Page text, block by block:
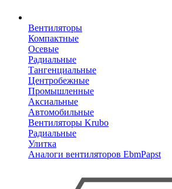
Вентиляторы
Компактные
Осевые
Радиальные
Тангенциальные
Центробежные
Промышленные
Аксиальные
Автомобильные
Вентиляторы Krubo
Радиальные
Улитка
Аналоги вентиляторов EbmPapst